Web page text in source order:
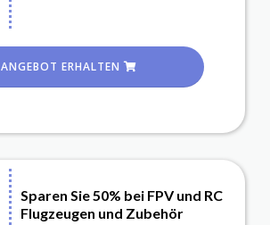
ANGEBOT ERHALTEN
Sparen Sie 50% bei FPV und RC
Flugzeugen und Zubehör